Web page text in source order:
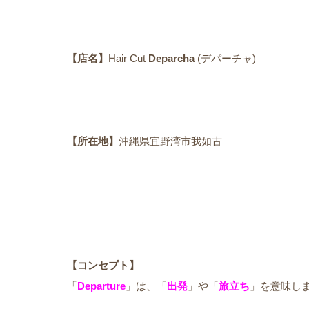
【店名】 Hair Cut Deparcha(デパーチャ)
【所在地】 沖縄県宜野湾市我如古
【コンセプト】
「Departure 」は、「出発 」や「旅立ち 」を意味し